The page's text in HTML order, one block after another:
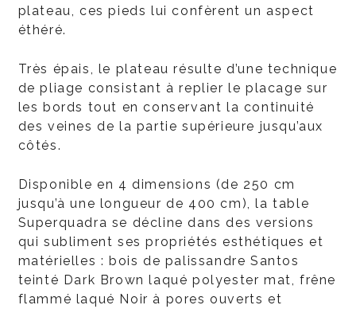
plateau, ces pieds lui confèrent un aspect
éthéré.
Très épais, le plateau résulte d’une technique
de pliage consistant à replier le placage sur
les bords tout en conservant la continuité
des veines de la partie supérieure jusqu’aux
côtés.
Disponible en 4 dimensions (de 250 cm
jusqu’à une longueur de 400 cm), la table
Superquadra se décline dans des versions
qui subliment ses propriétés esthétiques et
matérielles : bois de palissandre Santos
teinté Dark Brown laqué polyester mat, frêne
flammé laqué Noir à pores ouverts et